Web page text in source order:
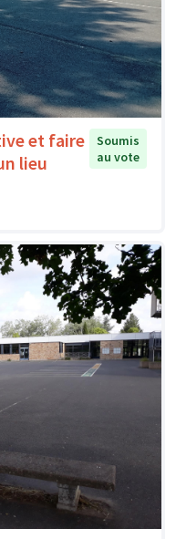
et faire
lieu
Soumis
au vote